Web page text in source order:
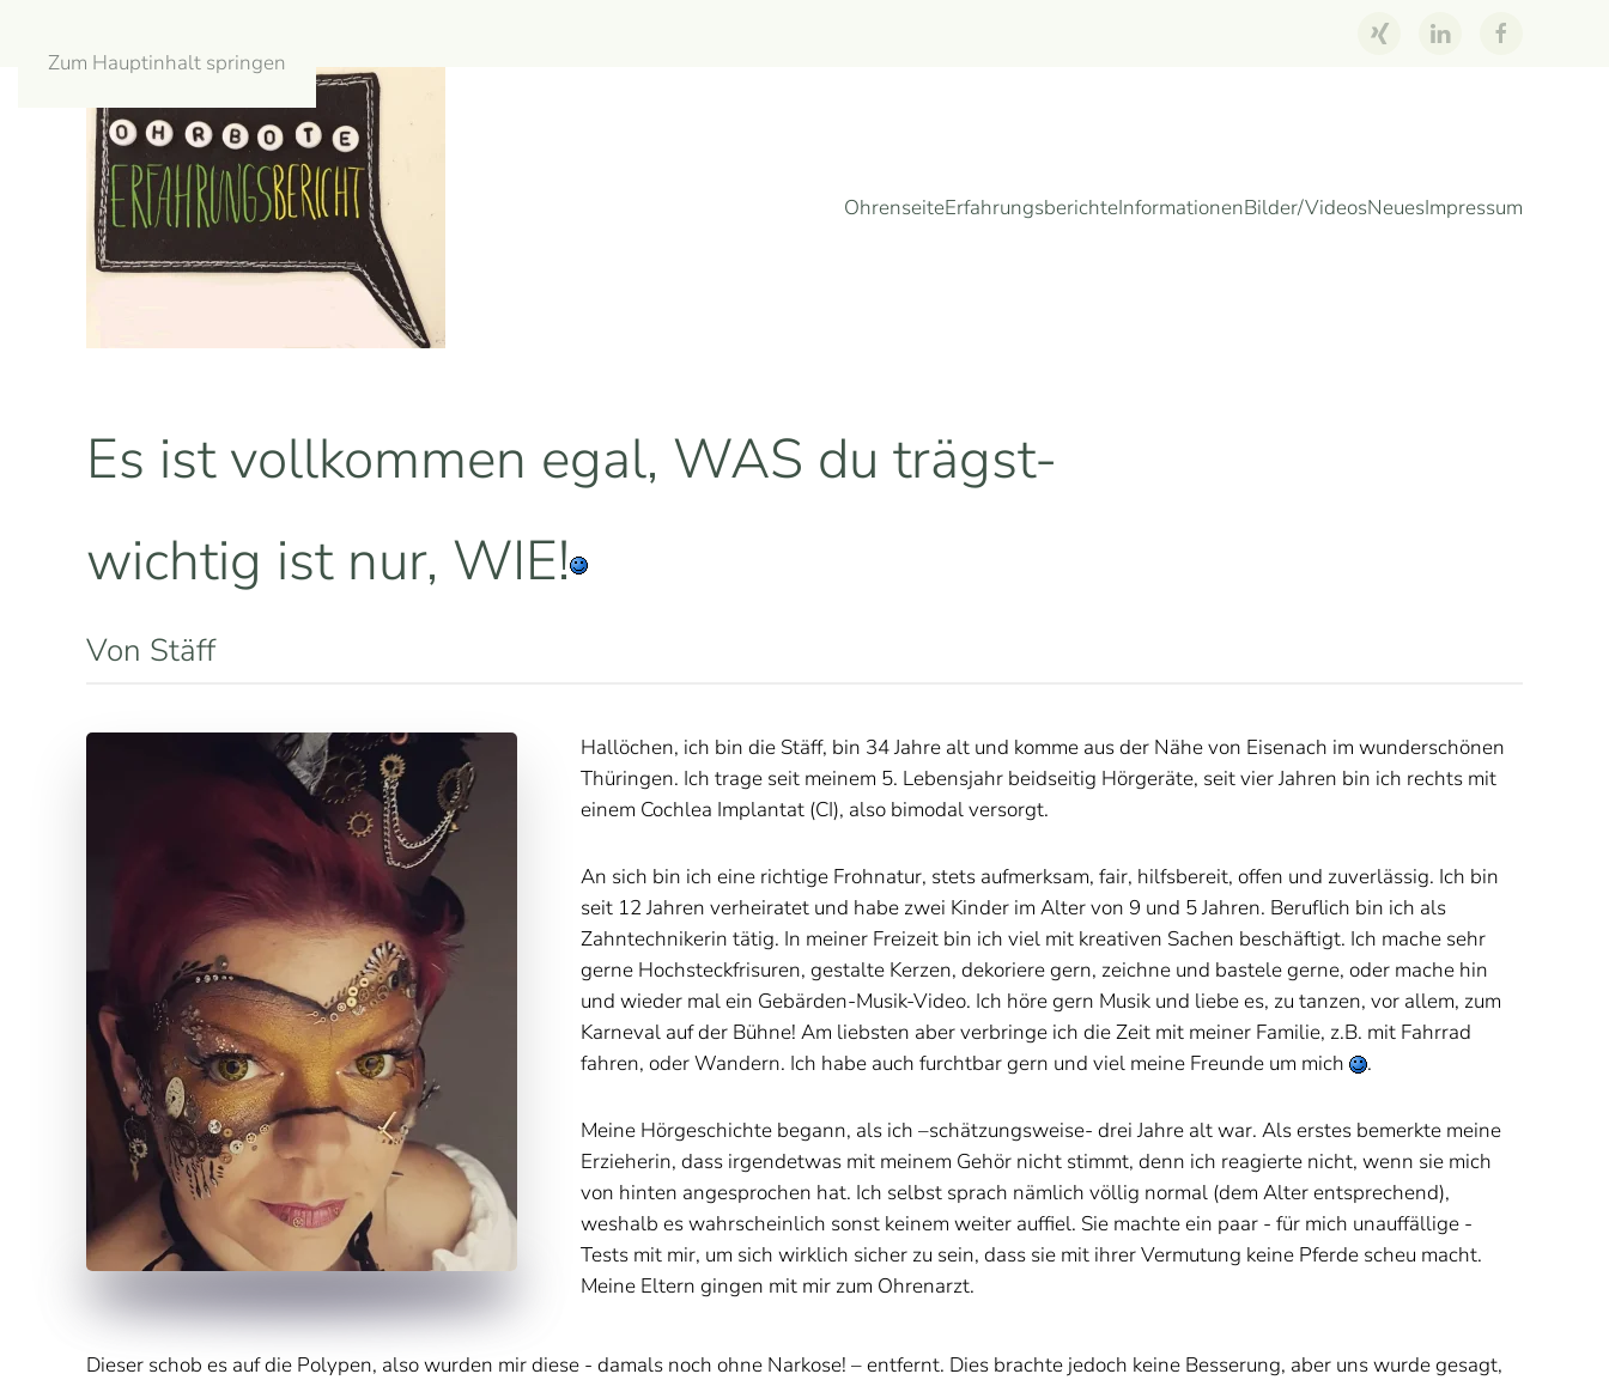
Zum Hauptinhalt springen
OhrenseiteErfahrungsberichteInformationenBilder/VideosNeuesImpressum
Es ist vollkommen egal, WAS du trägst-
wichtig ist nur, WIE!
Von Stäff
Hallöchen, ich bin die Stäff, bin 34 Jahre alt und komme aus der Nähe von Eisenach im wunderschönen
Thüringen. Ich trage seit meinem 5. Lebensjahr beidseitig Hörgeräte, seit vier Jahren bin ich rechts mit
einem Cochlea Implantat (CI), also bimodal versorgt.
An sich bin ich eine richtige Frohnatur, stets aufmerksam, fair, hilfsbereit, offen und zuverlässig. Ich bin
seit 12 Jahren verheiratet und habe zwei Kinder im Alter von 9 und 5 Jahren. Beruflich bin ich als
Zahntechnikerin tätig. In meiner Freizeit bin ich viel mit kreativen Sachen beschäftigt. Ich mache sehr
gerne Hochsteckfrisuren, gestalte Kerzen, dekoriere gern, zeichne und bastele gerne, oder mache hin
und wieder mal ein Gebärden-Musik-Video. Ich höre gern Musik und liebe es, zu tanzen, vor allem, zum
Karneval auf der Bühne! Am liebsten aber verbringe ich die Zeit mit meiner Familie, z.B. mit Fahrrad
fahren, oder Wandern. Ich habe auch furchtbar gern und viel meine Freunde um mich
.
Meine Hörgeschichte begann, als ich –schätzungsweise- drei Jahre alt war. Als erstes bemerkte meine
Erzieherin, dass irgendetwas mit meinem Gehör nicht stimmt, denn ich reagierte nicht, wenn sie mich
von hinten angesprochen hat. Ich selbst sprach nämlich völlig normal (dem Alter entsprechend),
weshalb es wahrscheinlich sonst keinem weiter auffiel. Sie machte ein paar - für mich unauffällige -
Tests mit mir, um sich wirklich sicher zu sein, dass sie mit ihrer Vermutung keine Pferde scheu macht.
Meine Eltern gingen mit mir zum Ohrenarzt.
Dieser schob es auf die Polypen, also wurden mir diese - damals noch ohne Narkose! – entfernt. Dies brachte jedoch keine Besserung, aber uns wurde gesagt,